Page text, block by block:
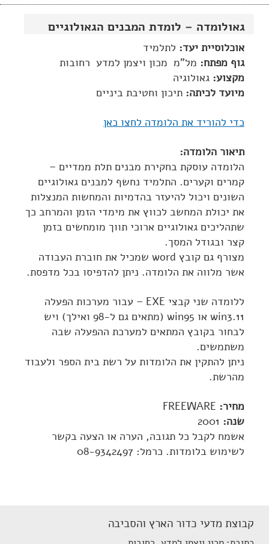
גאולומדה – לומדת המבנים הגאולוגיים
אוכלוסיית יעד: לתלמיד
גוף מפתח: מל"מ ­ מכון ויצמן למדע ­ רחובות
מקצוע: גאולוגיה
מיועד לכיתה: תיכון וחטיבת ביניים
כדי להוריד את הלומדה לחצו כאן
תיאור הלומדה:
הלומדה עוסקת בחקירת מבנים תלת ממדיים –
קמרים וקערים. התלמיד נחשף למבנים גאולוגיים
השונים ויכול להיעזר בהדמיות והמחשות המנצלות
את יכולת המחשב לכווץ את מימדי הזמן והמרחב כך
שתהליכים גאולוגיים ארוכי תווך מומחשים בזמן
קצר ובגודל המסך.
מצורף גם קובץ word שמכיל את חוברת העבודה
אשר מלווה את הלומדה. ניתן להדפיסו בכל מדפסת.
ללומדה שני קבצי EXE – עבור מערכות הפעלה
win3.11 או win95 (מתאים גם ל-98 ואילך) ויש
לבחור בקובץ המתאים למערכת ההפעלה שבה
משתמשים.
ניתן להתקין את הלומדות על רשת בית הספר ולעבוד
מהרשת.
מחיר:
שנה:
אשמח לקבל כל תגובה, הערה או הצעה בקשר
לשימוש בלומדות. כרמל: 08-9342497
קבוצת מדעי כדור הארץ והסביבה